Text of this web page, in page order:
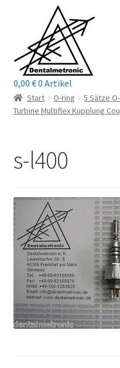
Navigation
springen
springen
Home
Mein Konto / Login
Reparaturservice
Wichtige Infos
Unsere Firma
Warenkorb
0,00 €0 Artikel
Start O-ring
5 Sätze
Turbine Multiflex Kupplung
s-l400